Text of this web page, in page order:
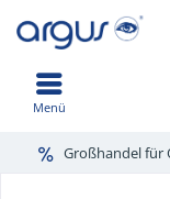
Menü
Großhandel für